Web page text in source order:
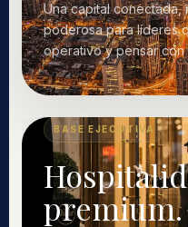
Una capital conectada,
poderosa para líderes
operativo y pensar con
BASE EJECUTIVA
premium.